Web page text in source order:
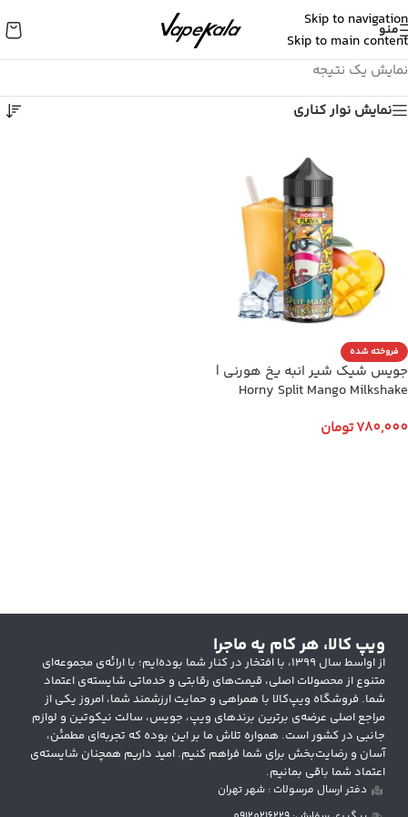
Skip to navigation
Skip to main content
منو
نمایش یک نتیجه
نمایش نوار کناری
فروخته شده
جویس شیک شیر انبه یخ هورنی |
Horny Split Mango Milkshake
780,000تومان
ویپ کالا، هر کام یه ماجرا
از اواسط سال ۱۳۹۹، با افتخار در کنار شما بوده‌ایم؛ با ارائه‌ی مجموعه‌ای
متنوع از محصولات اصلی، قیمت‌های رقابتی و خدماتی شایسته‌ی اعتماد
شما. فروشگاه ویپ‌کالا با همراهی و حمایت ارزشمند شما، امروز یکی از
مراجع اصلی عرضه‌ی برترین برندهای ویپ، جویس، سالت نیکوتین و لوازم
جانبی در کشور است. همواره تلاش ما بر این بوده که تجربه‌ای مطمئن،
آسان و رضایت‌بخش برای شما فراهم کنیم. امید داریم همچنان شایسته‌ی
اعتماد شما باقی بمانیم.
دفتر ارسال مرسولات : شهر تهران